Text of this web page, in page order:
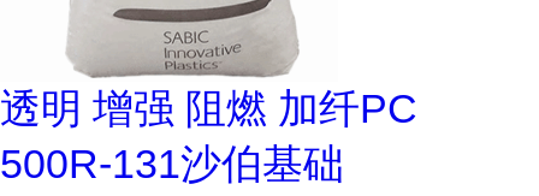
透明 增强 阻燃 加纤PC
500R-131沙伯基础